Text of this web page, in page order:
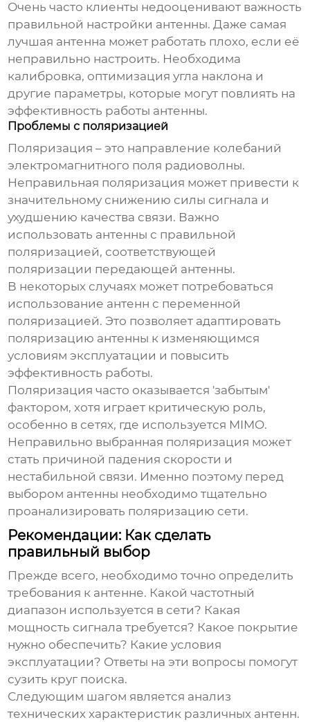
Очень часто клиенты недооценивают важность
правильной настройки антенны. Даже самая
лучшая антенна может работать плохо, если её
неправильно настроить. Необходима
калибровка, оптимизация угла наклона и
другие параметры, которые могут повлиять на
эффективность работы антенны.
Проблемы с поляризацией
Поляризация – это направление колебаний
электромагнитного поля радиоволны.
Неправильная поляризация может привести к
значительному снижению силы сигнала и
ухудшению качества связи. Важно
использовать антенны с правильной
поляризацией, соответствующей
поляризации передающей антенны.
В некоторых случаях может потребоваться
использование антенн с переменной
поляризацией. Это позволяет адаптировать
поляризацию антенны к изменяющимся
условиям эксплуатации и повысить
эффективность работы.
Поляризация часто оказывается 'забытым'
фактором, хотя играет критическую роль,
особенно в сетях, где используется MIMO.
Неправильно выбранная поляризация может
стать причиной падения скорости и
нестабильной связи. Именно поэтому перед
выбором антенны необходимо тщательно
проанализировать поляризацию сети.
Рекомендации: Как сделать
правильный выбор
Прежде всего, необходимо точно определить
требования к антенне. Какой частотный
диапазон используется в сети? Какая
мощность сигнала требуется? Какое покрытие
нужно обеспечить? Какие условия
эксплуатации? Ответы на эти вопросы помогут
сузить круг поиска.
Следующим шагом является анализ
технических характеристик различных антенн.